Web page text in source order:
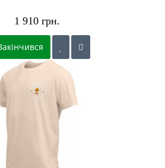
1 910 грн.